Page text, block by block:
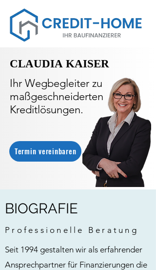
CLAUDIA KAISER
CLAUDIA KAISER
Ihr Wegbegleiter zu
maßgeschneiderten
Kreditlösungen.
Termin vereinbaren
BIOGRAFIE
Professionelle Beratung
Seit 1994 gestalten wir als erfahrender
Ansprechpartner für Finanzierungen die